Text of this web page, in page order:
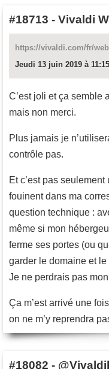
#18713 - Vivaldi
https://vivaldi.com/fr/
Jeudi 13 juin 2019 à
C’est joli et ça semble
mais non merci.
Plus jamais je
contrôle pas.
Et c’est pas
fouinent dans ma
question technique :
même si mon
ferme ses portes (ou
garder le domaine et
Je ne perdrais pas
Ça m’est arrivé une
on ne m’y reprendra
#18082 -